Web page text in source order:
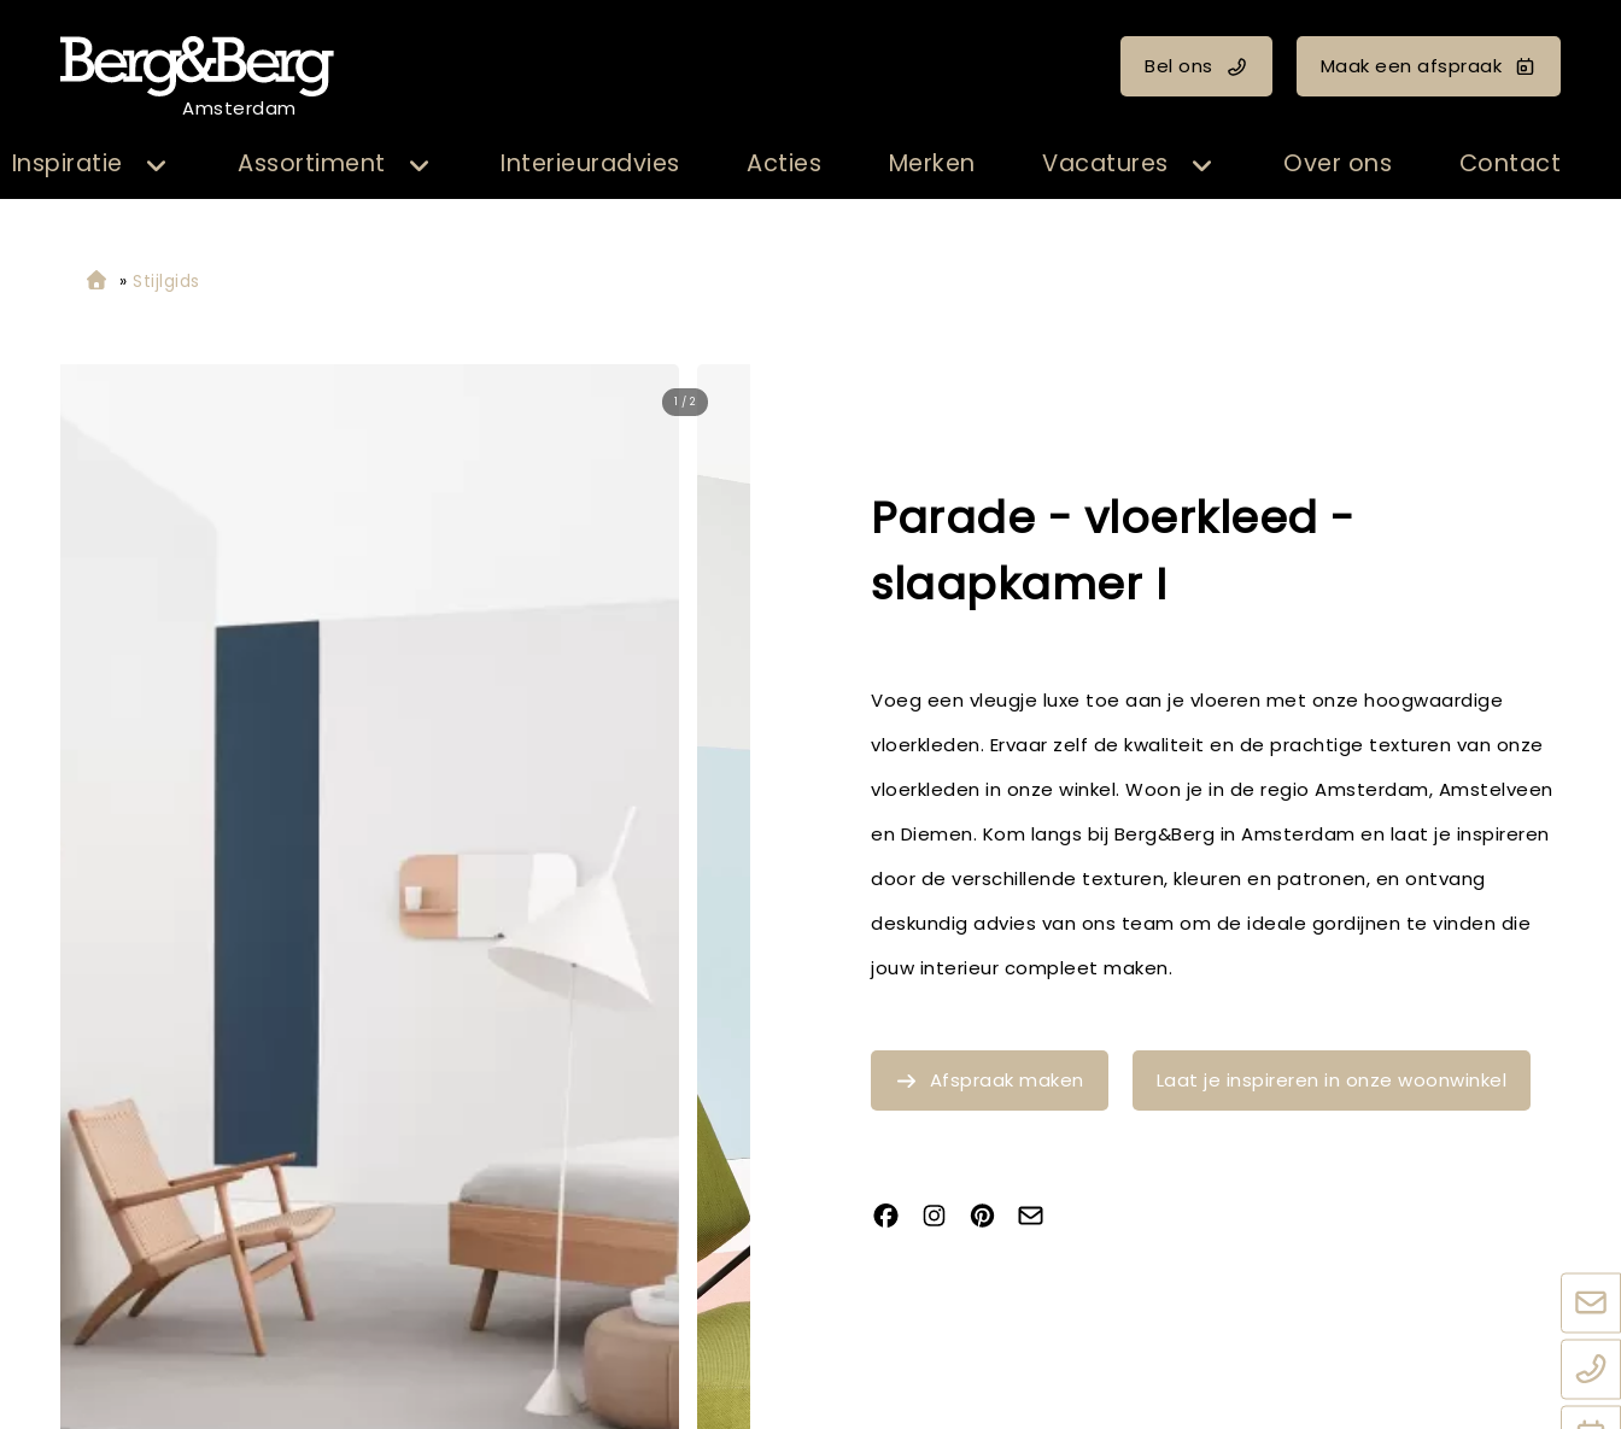
Amsterdam
Bel ons Maak een afspraak
Inspiratie Assortiment Interieuradvies Acties Merken Vacatures Over ons Contact
» Stijlgids
2 / 2
Parade - vloerkleed -
slaapkamer I
Voeg een vleugje luxe toe aan je vloeren met onze hoogwaardige
vloerkleden. Ervaar zelf de kwaliteit en de prachtige texturen van onze
vloerkleden in onze winkel. Woon je in de regio Amsterdam, Amstelveen
en Diemen. Kom langs bij Berg&Berg in Amsterdam en laat je inspireren
door de verschillende texturen, kleuren en patronen, en ontvang
deskundig advies van ons team om de ideale gordijnen te vinden die
jouw interieur compleet maken.
Afspraak maken Laat je inspireren in onze woonwinkel